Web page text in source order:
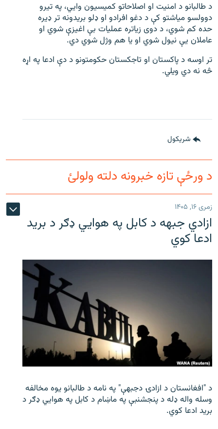
د طالبانو د امنیت او اصلاحاتو کمیسیون وایي، په تیرو
دوولسو میاشتو کې د دغو افرادو او ډلو بریدونه تر ډیره
حده کم شوي، د دوی زیاتره عملیات بې اغیزې شوي او
عاملان یې نیول شوي او یا هم وژل شوي دي.
تر اوسه د پاکستان او تاجکستان حکومتونو د دې ادعا په اړه
څه نه دي ویلي.
شريکول
د ورځې تازه خبرونه دلته ولولئ
زمری ۱۶, ۱۴۰۵
ازادي جبهه د کابل په هوايي ډګر د برید
ادعا کوي
د "افغانستان د ازادۍ دجبهې" په نامه د طالبانو یوه مخالفه
وسله واله ډله د پنجشنبې په ماښام د کابل په هوايي ډګر د
برید ادعا کوي.